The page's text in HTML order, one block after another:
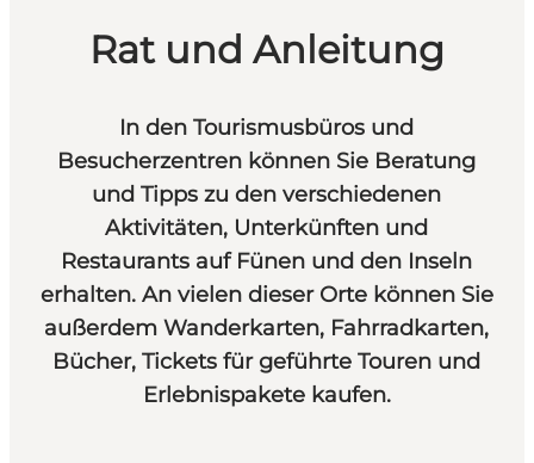
Rat und Anleitung
In den Tourismusbüros und
Besucherzentren können Sie Beratung
und Tipps zu den verschiedenen
Aktivitäten, Unterkünften und
Restaurants auf Fünen und den Inseln
erhalten. An vielen dieser Orte können Sie
außerdem Wanderkarten, Fahrradkarten,
Bücher, Tickets für geführte Touren und
Erlebnispakete kaufen.